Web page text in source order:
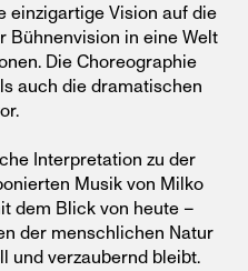
einzigartige Vision auf die
Bühnenvision in eine Welt
Die Choreographie
auch die dramatischen
Interpretation zu der
Musik von Milko
dem Blick von heute –
der menschlichen Natur
und verzaubernd bleibt.